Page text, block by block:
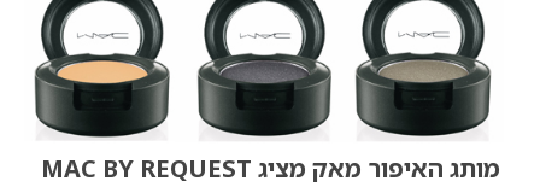
מותג האיפור מאק מציג MAC BY REQUEST